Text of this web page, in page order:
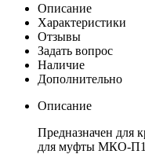
Описание
Характеристики
Отзывы
Задать вопрос
Наличие
Дополнительно
Описание
Предназначен для
для муфты МКО-